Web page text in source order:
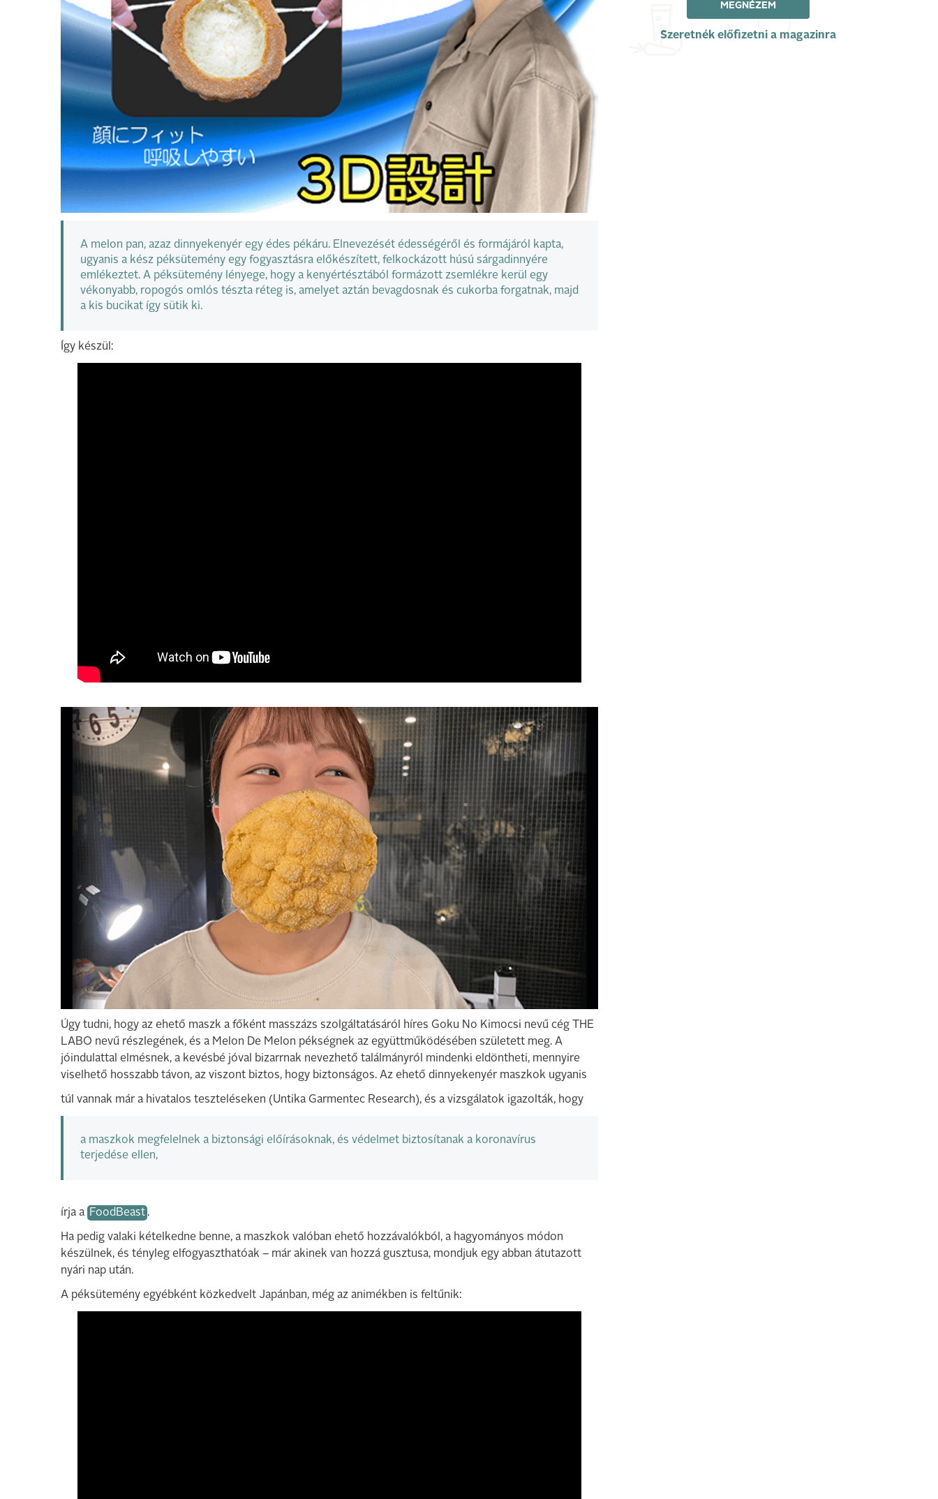
A melon pan, azaz dinnyekenyér egy édes pékáru. Elnevezését édességéről és formájáról kapta,
ugyanis a kész péksütemény egy fogyasztásra előkészített, felkockázott húsú sárgadinnyére
emlékeztet. A péksütemény lényege, hogy a kenyértésztából formázott zsemlékre kerül egy
vékonyabb, ropogós omlós tészta réteg is, amelyet aztán bevagdosnak és cukorba forgatnak, majd
a kis bucikat így sütik ki.
Így készül:
Úgy tudni, hogy az ehető maszk a főként masszázs szolgáltatásáról híres Goku No Kimocsi nevű cég THE
LABO nevű részlegének, és a Melon De Melon pékségnek az együttműködésében született meg. A
jóindulattal elmésnek, a kevésbé jóval bizarrnak nevezhető találmányról mindenki eldöntheti, mennyire
viselhető hosszabb távon, az viszont biztos, hogy biztonságos. Az ehető dinnyekenyér maszkok ugyanis
túl vannak már a hivatalos teszteléseken (Untika Garmentec Research), és a vizsgálatok igazolták, hogy
a maszkok megfelelnek a biztonsági előírásoknak, és védelmet biztosítanak a koronavírus
terjedése ellen,
írja a FoodBeast .
Ha pedig valaki kételkedne benne, a maszkok valóban ehető hozzávalókból, a hagyományos módon
készülnek, és tényleg elfogyaszthatóak – már akinek van hozzá gusztusa, mondjuk egy abban átutazott
nyári nap után.
A péksütemény egyébként közkedvelt Japánban, még az animékben is feltűnik:
MEGNÉZEM
Szeretnék előfizetni a magazinra